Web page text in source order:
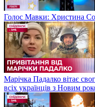
Голос Мавки: Христина
Марічка Падалко вітає
всіх українців з Новим